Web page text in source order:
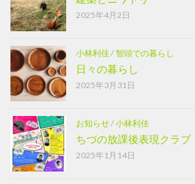
2025年4月2日
小林利佳/智頭での暮らし
日々の暮らし
2025年3月31日
お知らせ/小林利佳
ちづの放課後表現クラブ
2025年1月14日